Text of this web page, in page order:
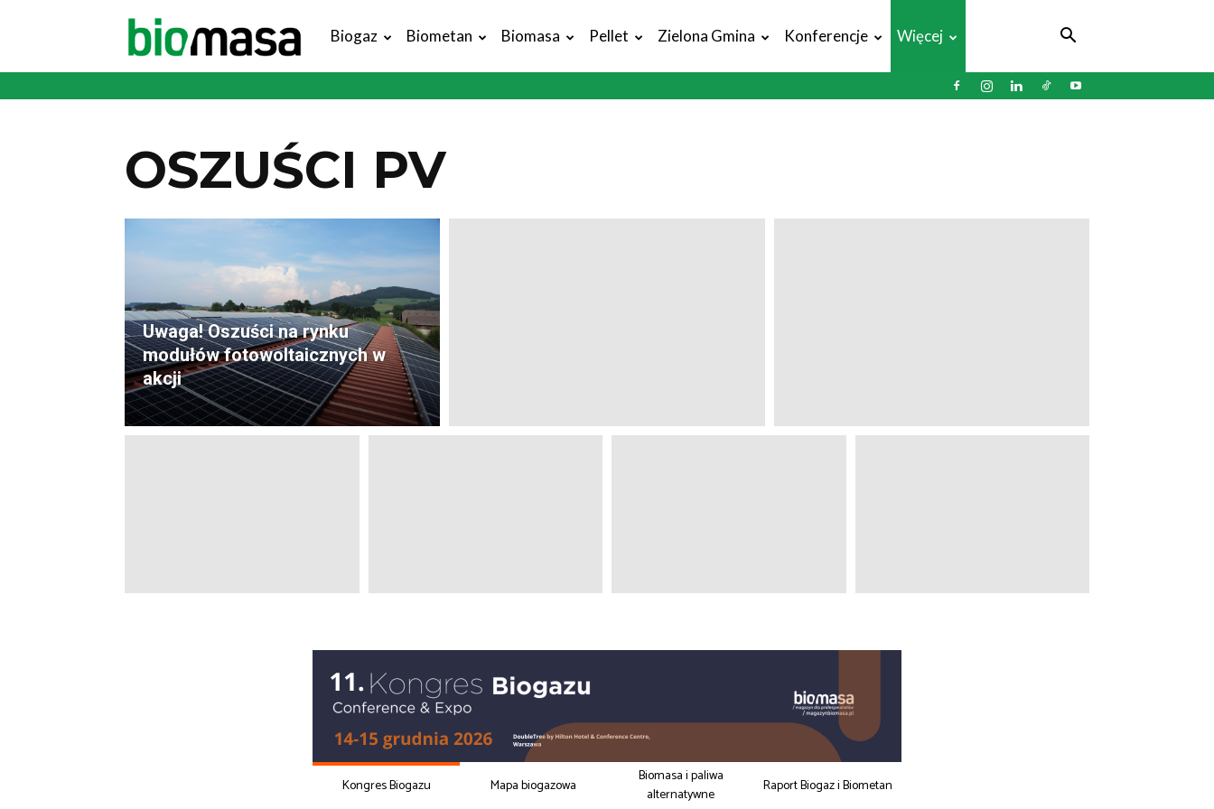
Magazyn
Biogaz Biometan Biomasa Pellet Zielona Gmina Konferencje Więcej
OSZUŚCI PV
Uwaga! Oszuści na rynku
modułów fotowoltaicznych w
akcji
Kongres Biogazu Mapa biogazowa
Biomasa i paliwa
alternatywne
Raport Biogaz i Biometan